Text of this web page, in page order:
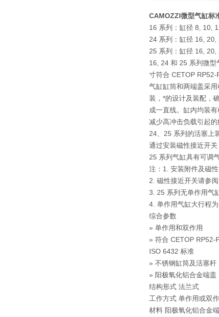
CAMOZZI微型气缸标
16 系列：缸径 8, 10,
24 系列：缸径 16, 20,
25 系列：缸径 16,
16, 24 和 25 系列微型
寸符合 CETOP
气缸缸筒和两端盖采
装，*的设计及装配，
成一直线。缸内均装
减少高冲击负载引起
24、25 系列的活塞上
通过安装磁性接近开
25 系列气缸具有可调
注：1. 安装附件及磁
2. 磁性接近开关请参
3. 25 系列无单作用气
4. 单作用气缸大行程
综合参数
» 单作用和双作用
» 符合 CETOP RP52-
ISO 6432 标准
» 不锈钢缸筒及活塞杆
» 阳极氧化铝合金端盖
结构形式 法兰式
工作方式 单作用或双
材料 阳极氧化铝合金